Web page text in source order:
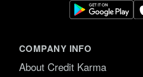
COMPANY INFO
About Credit Karma